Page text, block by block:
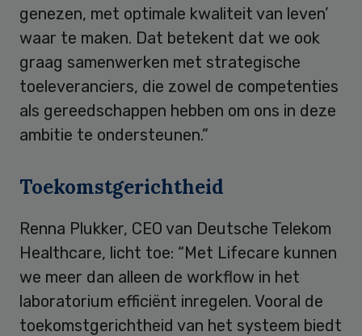
genezen, met optimale kwaliteit van leven’
waar te maken. Dat betekent dat we ook
graag samenwerken met strategische
toeleveranciers, die zowel de competenties
als gereedschappen hebben om ons in deze
ambitie te ondersteunen.”
Toekomstgerichtheid
Renna Plukker, CEO van Deutsche Telekom
Healthcare, licht toe: “Met Lifecare kunnen
we meer dan alleen de workflow in het
laboratorium efficiënt inregelen. Vooral de
toekomstgerichtheid van het systeem biedt